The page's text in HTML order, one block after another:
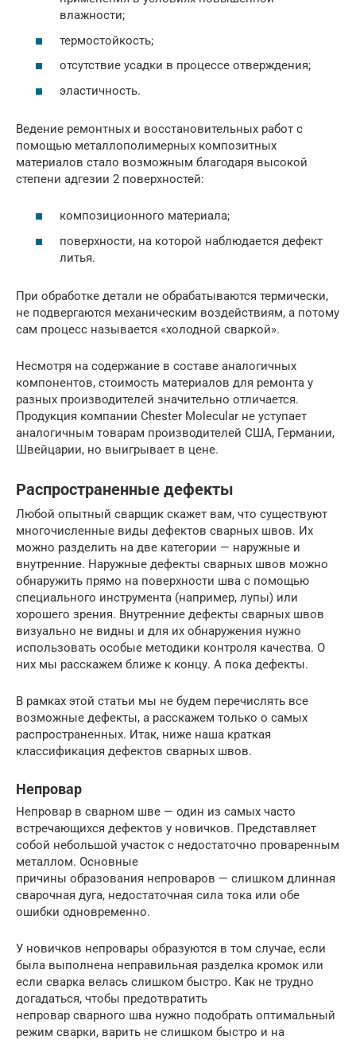
влажности;
термостойкость;
отсутствие усадки в процессе отверждения;
эластичность.
Ведение ремонтных и восстановительных работ с
помощью металлополимерных композитных
материалов стало возможным благодаря высокой
степени адгезии 2 поверхностей:
композиционного материала;
поверхности, на которой наблюдается дефект
литья.
При обработке детали не обрабатываются термически,
не подвергаются механическим воздействиям, а потому
сам процесс называется «холодной сваркой».
Несмотря на содержание в составе аналогичных
компонентов, стоимость материалов для ремонта у
разных производителей значительно отличается.
Продукция компании Chester Molecular не уступает
аналогичным товарам производителей США, Германии,
Швейцарии, но выигрывает в цене.
Распространенные дефекты
Любой опытный сварщик скажет вам, что существуют
многочисленные виды дефектов сварных швов. Их
можно разделить на две категории — наружные и
внутренние. Наружные дефекты сварных швов можно
обнаружить прямо на поверхности шва с помощью
специального инструмента (например, лупы) или
хорошего зрения. Внутренние дефекты сварных швов
визуально не видны и для их обнаружения нужно
использовать особые методики контроля качества. О
них мы расскажем ближе к концу. А пока дефекты.
В рамках этой статьи мы не будем перечислять все
возможные дефекты, а расскажем только о самых
распространенных. Итак, ниже наша краткая
классификация дефектов сварных швов.
Непровар
Непровар в сварном шве — один из самых часто
встречающихся дефектов у новичков. Представляет
собой небольшой участок с недостаточно проваренным
металлом. Основные
причины образования непроваров — слишком длинная
сварочная дуга, недостаточная сила тока или обе
ошибки одновременно.
У новичков непровары образуются в том случае, если
была выполнена неправильная разделка кромок или
если сварка велась слишком быстро. Как не трудно
догадаться, чтобы предотвратить
непровар сварного шва нужно подобрать оптимальный
режим сварки, варить не слишком быстро и на